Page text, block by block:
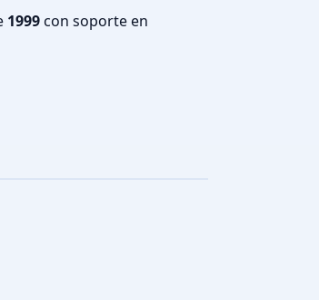
1999con soporte en